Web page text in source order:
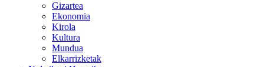
Gizartea
Ekonomia
Kirola
Kultura
Mundua
Elkarrizketak